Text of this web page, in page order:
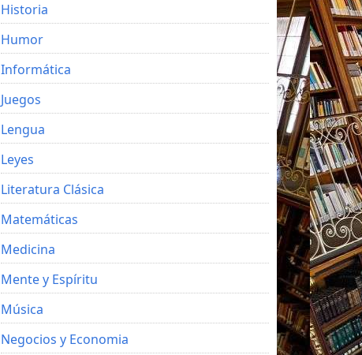
Historia
Humor
Informática
Juegos
Lengua
Leyes
Literatura Clásica
Matemáticas
Medicina
Mente y Espíritu
Música
Negocios y Economia